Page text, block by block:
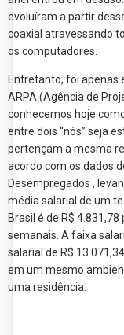
evoluíram a partir
coaxial atravessando
os computadores.
Entretanto, foi apenas
ARPA (Agência de
conhecemos hoje
entre dois “nós” seja
pertençam a mesma
acordo com os dados
Desempregados ,
média salarial de um
Brasil é de R$
semanais. A faixa
salarial de R$
em um mesmo
uma residência.